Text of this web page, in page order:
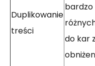
Duplikowanie
treści
do kar